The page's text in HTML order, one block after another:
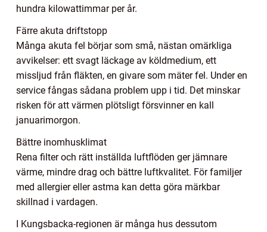
hundra kilowattimmar per år.
Färre akuta driftstopp
Många akuta fel börjar som små, nästan omärkliga
avvikelser: ett svagt läckage av köldmedium, ett
missljud från fläkten, en givare som mäter fel. Under en
service fångas sådana problem upp i tid. Det minskar
risken för att värmen plötsligt försvinner en kall
januarimorgon.
Bättre inomhusklimat
Rena filter och rätt inställda luftflöden ger jämnare
värme, mindre drag och bättre luftkvalitet. För familjer
med allergier eller astma kan detta göra märkbar
skillnad i vardagen.
I Kungsbacka-regionen är många hus dessutom